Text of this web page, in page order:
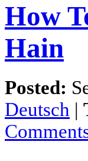
How
Hain
Posted:
Deutsch |